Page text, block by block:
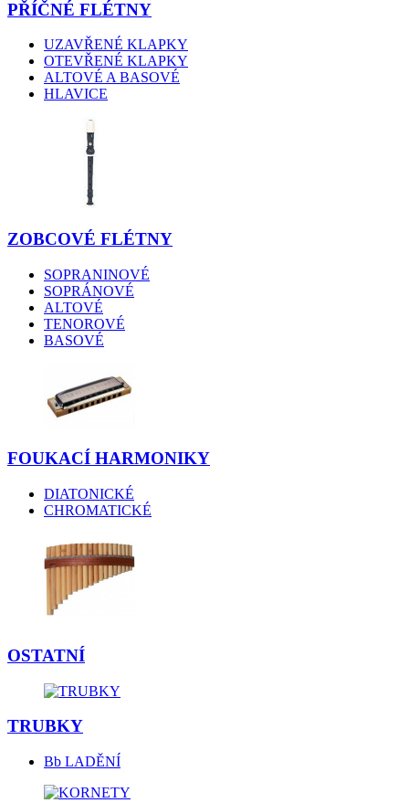
PŘÍČNÉ FLÉTNY
UZAVŘENÉ KLAPKY
OTEVŘENÉ KLAPKY
ALTOVÉ A BASOVÉ
HLAVICE
ZOBCOVÉ FLÉTNY
SOPRANINOVÉ
SOPRÁNOVÉ
ALTOVÉ
TENOROVÉ
BASOVÉ
FOUKACÍ HARMONIKY
DIATONICKÉ
CHROMATICKÉ
OSTATNÍ
TRUBKY
Bb LADĚNÍ